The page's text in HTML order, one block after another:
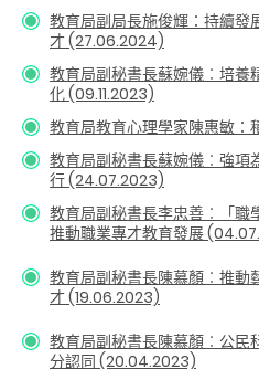
教育局副局長施俊輝：持續
才 (27.06.2024)
教育局副秘書長蘇婉儀︰培
化 (09.11.2023)
教育局教育心理學家陳惠敏：
教育局副秘書長蘇婉儀 ︰強項
行 (24.07.2023)
教育局副秘書長李忠善︰「
推動職業專才教育發展
教育局副秘書長陳慕顏︰ 推動
才 (19.06.2023)
教育局副秘書長陳慕顏︰公民
分認同 (20.04.2023)